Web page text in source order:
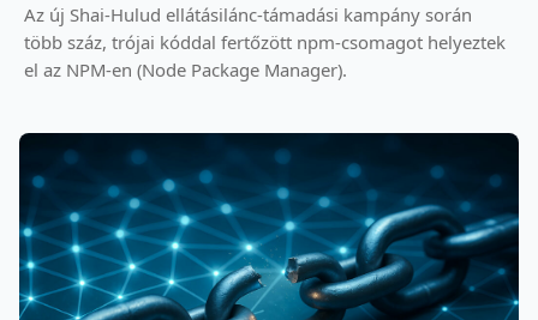
Az új Shai-Hulud ellátásilánc-támadási kampány során
több száz, trójai kóddal fertőzött npm-csomagot helyeztek
el az NPM-en (Node Package Manager).